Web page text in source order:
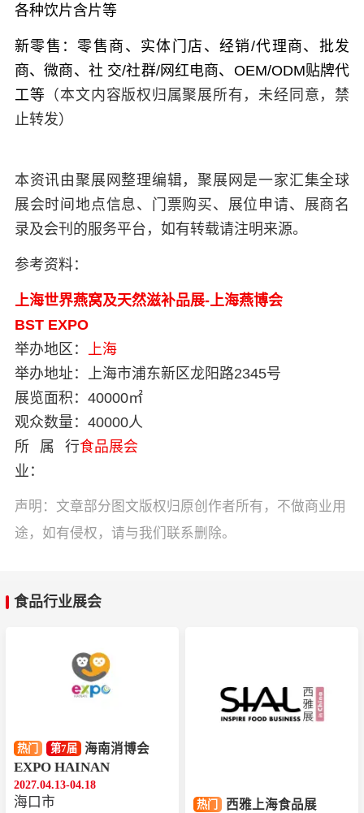
各种饮片含片等
新零售：零售商、实体门店、经销/代理商、批发
商、微商、社 交/社群/网红电商、OEM/ODM贴牌代
工等 （本文内容版权归属聚展所有，未经同意，禁
止转发）
本资讯由聚展网整理编辑，聚展网是一家汇集全球
展会时间地点信息、门票购买、展位申请、展商名
录及会刊的服务平台，如有转载请注明来源。
参考资料：
上海世界燕窝及天然滋补品展-上海燕博会
BST EXPO
举办地区： 上海
举办地址： 上海市浦东新区龙阳路2345号
展览面积： 40000㎡
观众数量： 40000人
所属行
业：
食品展会
声明：文章部分图文版权归原创作者所有，不做商业用
途，如有侵权，请与我们联系删除。
食品行业展会
热门 第7届 海南消博会
EXPO HAINAN
2027.04.13-04.18
海口市 热门 西雅上海食品展